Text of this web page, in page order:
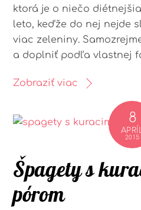
ktorá je o niečo
leto, keďže do nej nejde
viac zeleniny.
a doplniť podľa vlastnej
Zobraziť viac
8
2015
Špagety s
pórom